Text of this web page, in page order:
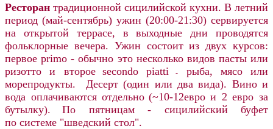
Ресторан традиционной сицилийской кухни. В летний
период (май-сентябрь) ужин (20:00-21:30) сервируется
на открытой террасе, в выходные дни проводятся
фольклорные вечера. Ужин состоит из двух курсов:
первое primo - обычно это несколько видов пасты или
ризотто и второе secondo piatti -
рыба, мясо или
морепродукты. Десерт (один или два вида). Вино и
вода оплачиваются отдельно (~10-12евро и 2 евро за
бутылку).
По пятницам - сицилийский буфет
по системе "шведский стол".